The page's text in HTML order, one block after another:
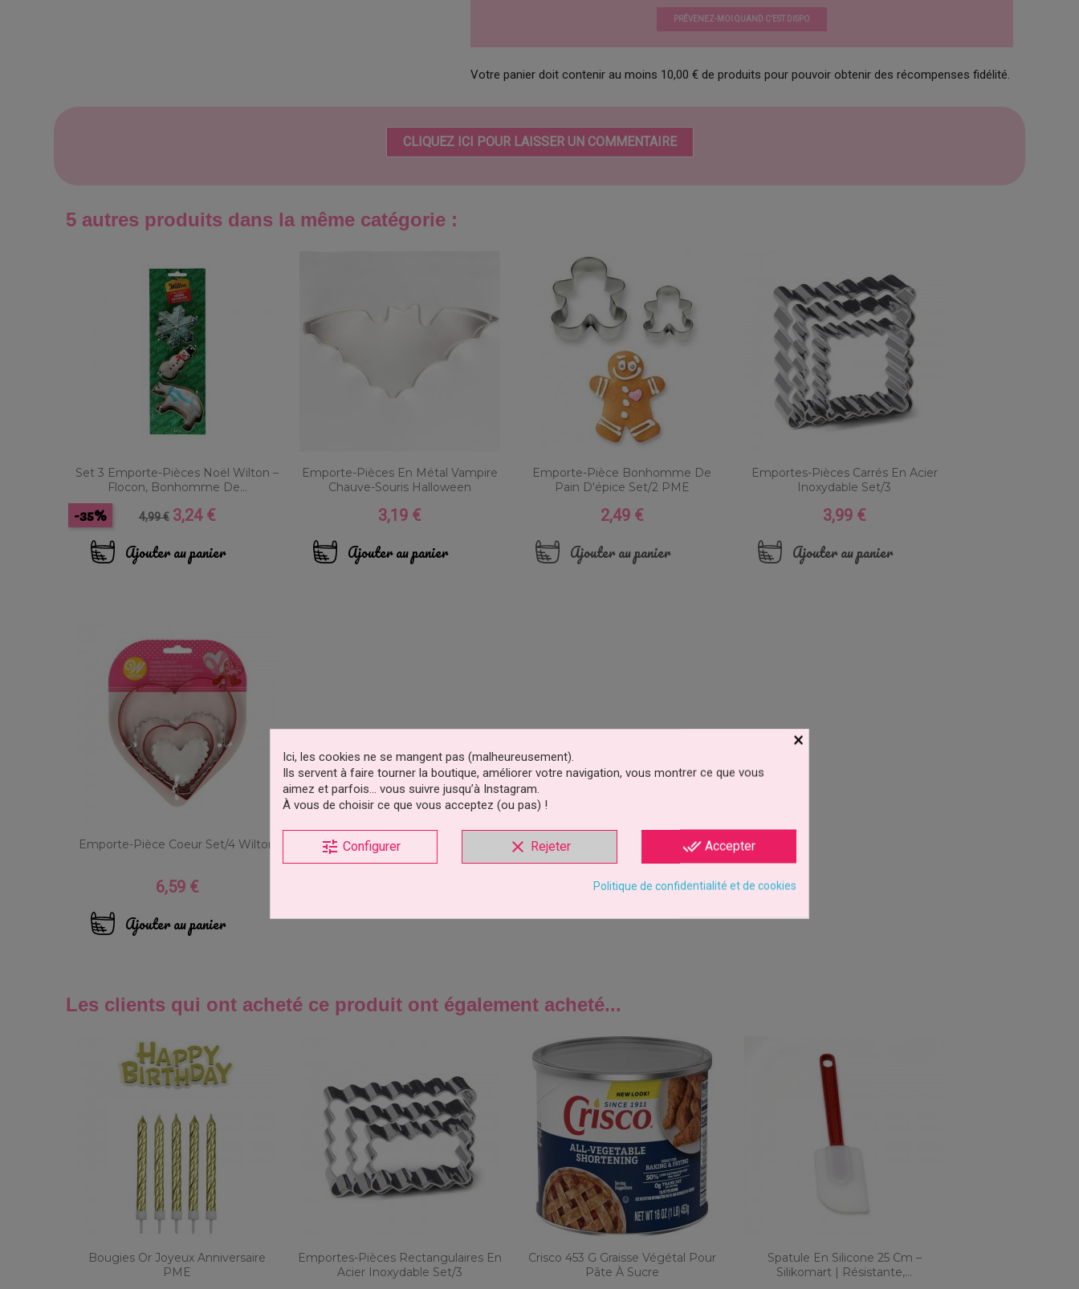
PRÉVENEZ-MOI QUAND C’EST DISPO
Votre panier doit contenir au moins 10,00 € de produits pour pouvoir obtenir des récompenses fidélité.
CLIQUEZ ICI POUR LAISSER UN COMMENTAIRE
5 autres produits dans la même catégorie :
Set 3 Emporte-Pièces Noël Wilton –
Flocon, Bonhomme De...
Prix
base
4,99 €
-35% Prix
3,24 €
Ajouter au panier
Emporte-Pièces En Métal Vampire
Chauve-Souris Halloween
Prix
3,19 €
Ajouter au panier
Emporte-Pièce Bonhomme De
Pain D'épice Set/2 PME
Prix
2,49 €
Ajouter au panier
Emportes-Pièces Carrés En Acier
Inoxydable Set/3
Prix
3,99 €
Ajouter au panier
Emporte-Pièce Coeur Set/4 Wilton
Prix
6,59 €
Ajouter au panier
Les clients qui ont acheté ce produit ont également acheté...
Bougies Or Joyeux Anniversaire
PME
Emportes-Pièces Rectangulaires En
Acier Inoxydable Set/3
Crisco 453 G Graisse Végétal Pour
Pâte À Sucre
Spatule En Silicone 25 Cm –
Silikomart | Résistante,...
×
Ici, les cookies ne se mangent pas (malheureusement).
Ils servent à faire tourner la boutique, améliorer votre navigation, vous montrer ce que vous
aimez et parfois… vous suivre jusqu’à Instagram.
À vous de choisir ce que vous acceptez (ou pas) !
tune Configurer clear Rejeter done_all Accepter
Politique de confidentialité et de cookies